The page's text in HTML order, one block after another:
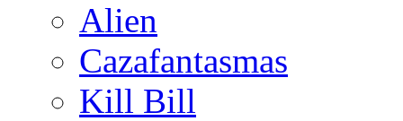
Alien
Cazafantasmas
Kill Bill